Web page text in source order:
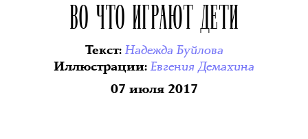
ВО ЧТО ИГРАЮТ ДЕТИ
Текст:Надежда Буйлова
Иллюстрации:Евгения Демахина
07 июля 2017